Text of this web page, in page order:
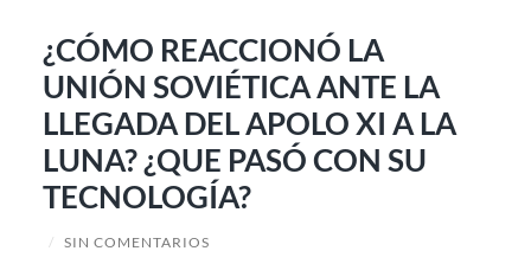
¿CÓMO REACCIONÓ LA
UNIÓN SOVIÉTICA ANTE LA
LLEGADA DEL APOLO XI A LA
LUNA? ¿QUE PASÓ CON SU
TECNOLOGÍA?
/ SIN COMENTARIOS